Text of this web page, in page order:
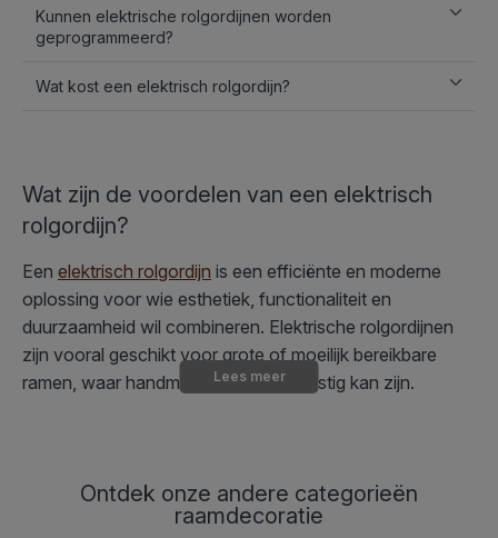
Ontdek onze andere categorieën
raamdecoratie
Wat zijn de voordelen van een elektrisch
rolgordijn?
Een elektrisch rolgordijn is een efficiënte en moderne
oplossing voor wie esthetiek, functionaliteit en
duurzaamheid wil combineren. Elektrische rolgordijnen
zijn vooral geschikt voor grote of moeilijk bereikbare
ramen, waar handmatige bediening lastig kan zijn.
Praktische bediening:
Onze rolgordijnen met motor
kunnen eenvoudig worden bediend via een
Kunnen elektrische rolgordijnen worden
geprogrammeerd?
Wat kost een elektrisch rolgordijn?
Lees meer